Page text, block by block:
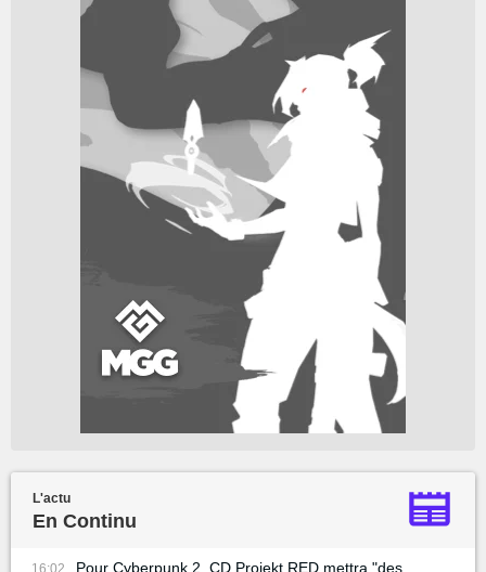
L'actu
En Continu
16:02 Pour Cyberpunk 2, CD Projekt RED mettra "des